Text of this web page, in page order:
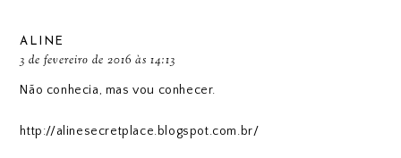
ALINE
3 de fevereiro de 2016 às 14:13
Não conhecia, mas vou conhecer.
http://alinesecretplace.blogspot.com.br/